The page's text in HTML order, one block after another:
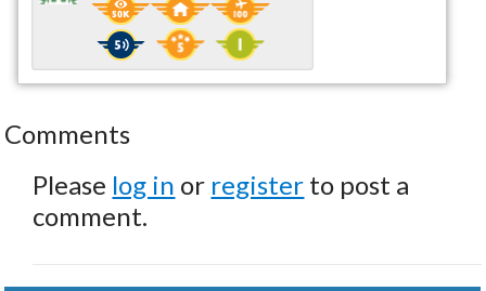
Comments
Please log in or register to post a
comment.